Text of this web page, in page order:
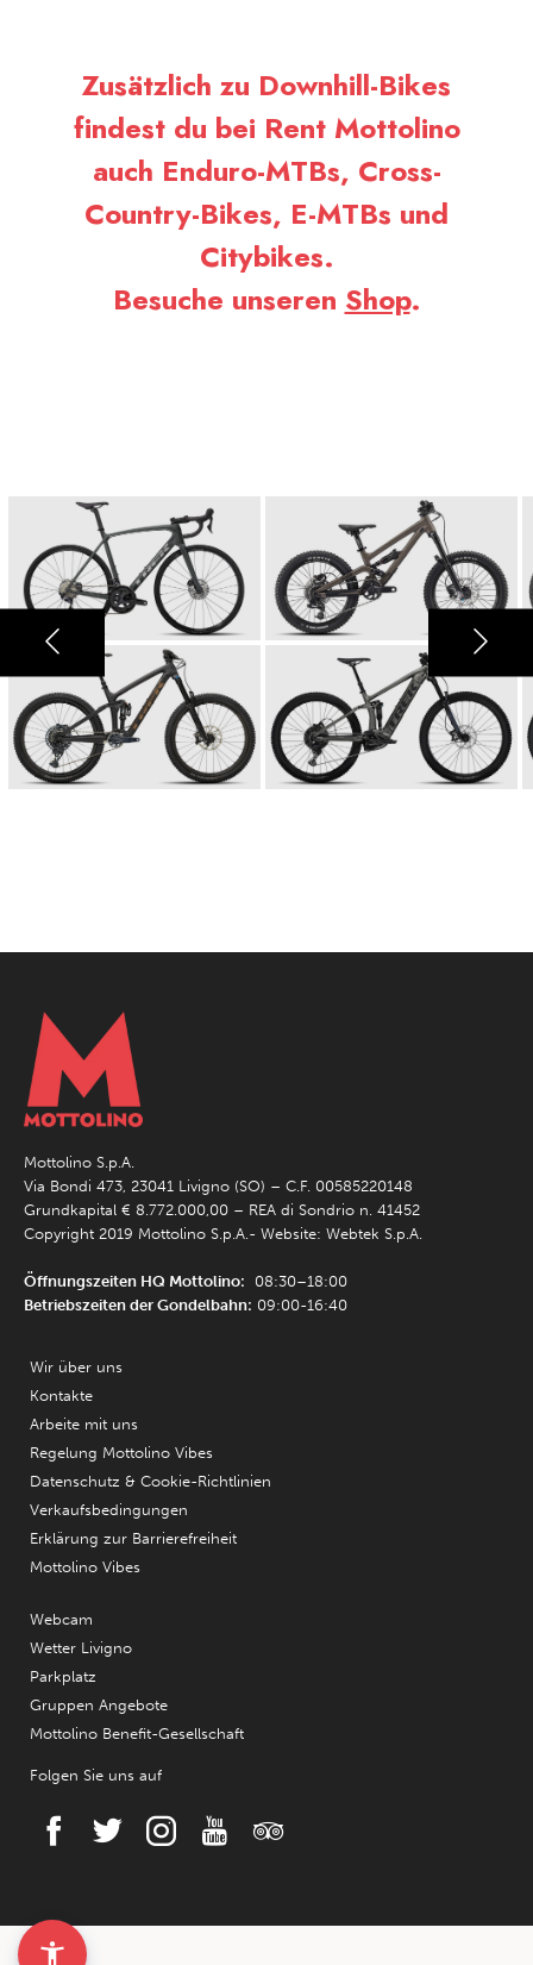
Zusätzlich zu Downhill-Bikes
findest du bei Rent Mottolino
auch Enduro-MTBs, Cross-
Country-Bikes, E-MTBs und
Citybikes.
Besuche unseren Shop.
Mottolino S.p.A.
Via Bondi 473, 23041 Livigno (SO) – C.F. 00585220148
Grundkapital € 8.772.000,00 – REA di Sondrio n. 41452
Copyright 2019 Mottolino S.p.A.- Website: Webtek S.p.A.
Öffnungszeiten HQ Mottolino: 08:30–18:00
Betriebszeiten der Gondelbahn: 09:00-16:40
Wir über uns
Kontakte
Arbeite mit uns
Regelung Mottolino Vibes
Datenschutz & Cookie-Richtlinien
Verkaufsbedingungen
Erklärung zur Barrierefreiheit
Mottolino Vibes
Webcam
Wetter Livigno
Parkplatz
Gruppen Angebote
Mottolino Benefit-Gesellschaft
Folgen Sie uns auf